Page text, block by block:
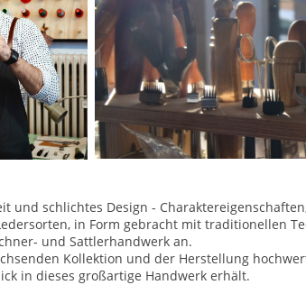
und schlichtes Design -
in Form gebracht mit traditionellen
und Sattlerhandwerk an.
Kollektion und der Herstellung
in dieses großartige Handwerk erhält.